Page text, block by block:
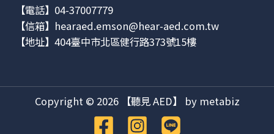
【電話】04-37007779
【信箱】 hearaed.emson@hear-aed.com.tw
【地址】 404臺中市北區健行路373號15樓
Copyright © 2026 【聽見 AED】 by metabiz